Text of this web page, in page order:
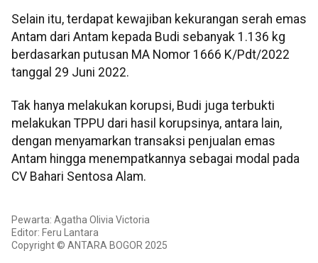
Selain itu, terdapat kewajiban kekurangan serah emas
Antam dari Antam kepada Budi sebanyak 1.136 kg
berdasarkan putusan MA Nomor 1666 K/Pdt/2022
tanggal 29 Juni 2022.
Tak hanya melakukan korupsi, Budi juga terbukti
melakukan TPPU dari hasil korupsinya, antara lain,
dengan menyamarkan transaksi penjualan emas
Antam hingga menempatkannya sebagai modal pada
CV Bahari Sentosa Alam.
Pewarta: Agatha Olivia Victoria
Editor: Feru Lantara
Copyright © ANTARA BOGOR 2025